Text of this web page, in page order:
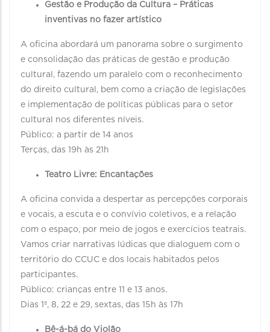
Gestão e Produção da Cultura – Práticas
inventivas no fazer artístico
A oficina abordará um panorama sobre o surgimento
e consolidação das práticas de gestão e produção
cultural, fazendo um paralelo com o reconhecimento
do direito cultural, bem como a criação de legislações
e implementação de políticas públicas para o setor
cultural nos diferentes níveis.
Público: a partir de 14 anos
Terças, das 19h às 21h
Teatro Livre: Encantações
A oficina convida a despertar as percepções corporais
e vocais, a escuta e o convívio coletivos, e a relação
com o espaço, por meio de jogos e exercícios teatrais.
Vamos criar narrativas lúdicas que dialoguem com o
território do CCUC e dos locais habitados pelos
participantes.
Público: crianças entre 11 e 13 anos.
Dias 1º, 8, 22 e 29, sextas, das 15h às 17h
Bê-á-bá do Violão